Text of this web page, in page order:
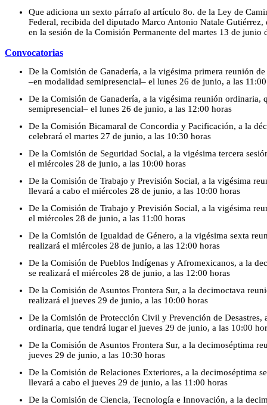
Que adiciona un sexto párrafo al artículo 8o. de la Ley de
Federal, recibida del diputado Marco Antonio Natale
en la sesión de la Comisión Permanente del martes 13 de junio
Convocatorias
De la Comisión de Ganadería, a la vigésima primera reunión
–en modalidad semipresencial– el lunes 26 de junio, a las
De la Comisión de Ganadería, a la vigésima reunión ordinaria,
semipresencial– el lunes 26 de junio, a las 12:00 horas
De la Comisión Bicamaral de Concordia y Pacificación, a la
celebrará el martes 27 de junio, a las 10:30 horas
De la Comisión de Seguridad Social, a la vigésima tercera
el miércoles 28 de junio, a las 10:00 horas
De la Comisión de Trabajo y Previsión Social, a la vigésima
llevará a cabo el miércoles 28 de junio, a las 10:00 horas
De la Comisión de Trabajo y Previsión Social, a la vigésima
el miércoles 28 de junio, a las 11:00 horas
De la Comisión de Igualdad de Género, a la vigésima sexta
realizará el miércoles 28 de junio, a las 12:00 horas
De la Comisión de Pueblos Indígenas y Afromexicanos, a la
se realizará el miércoles 28 de junio, a las 12:00 horas
De la Comisión de Asuntos Frontera Sur, a la decimoctava
realizará el jueves 29 de junio, a las 10:00 horas
De la Comisión de Protección Civil y Prevención de Desastres,
ordinaria, que tendrá lugar el jueves 29 de junio, a las 10:00
De la Comisión de Asuntos Frontera Sur, a la decimoséptima
jueves 29 de junio, a las 10:30 horas
De la Comisión de Relaciones Exteriores, a la decimoséptima
llevará a cabo el jueves 29 de junio, a las 11:00 horas
De la Comisión de Ciencia, Tecnología e Innovación, a la